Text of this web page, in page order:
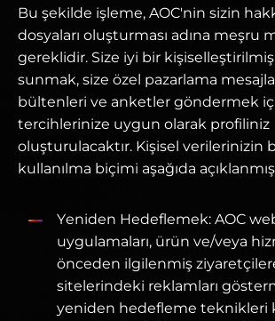
Bu şekilde işleme, AOC'nin sizin
dosyaları oluşturması adına meşru
gereklidir. Size iyi bir
sunmak, size özel pazarlama
bültenleri ve anketler göndermek
tercihlerinize uygun olarak profiliniz
oluşturulacaktır. Kişisel verilerinizin
kullanılma biçimi aşağıda
Yeniden Hedeflemek: AOC
uygulamaları, ürün ve/veya
önceden ilgilenmiş
sitelerindeki reklamları
yeniden hedefleme teknikleri